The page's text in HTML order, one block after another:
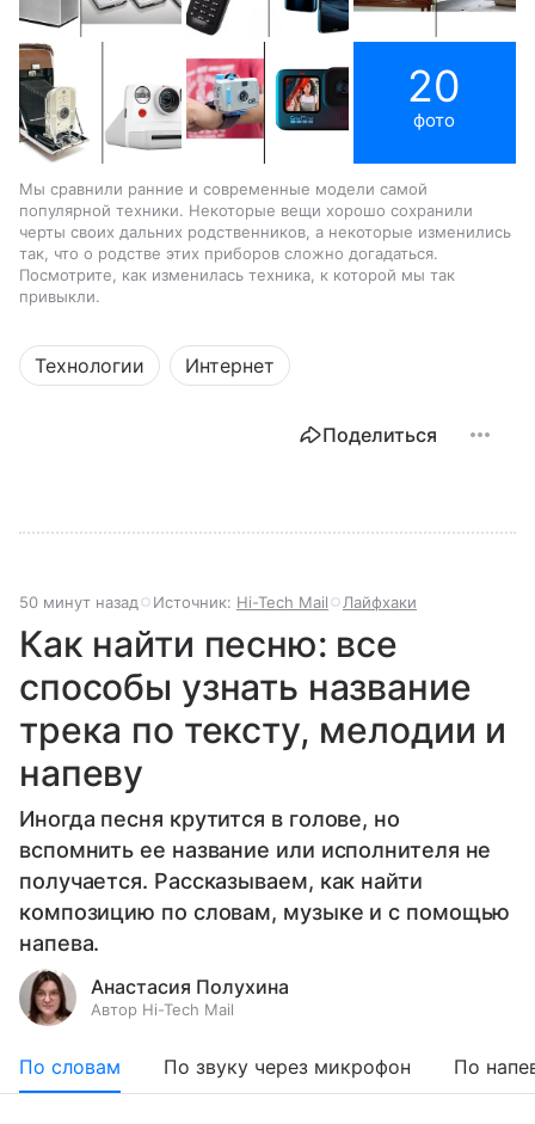
20
фото
Мы сравнили ранние и современные модели самой
популярной техники. Некоторые вещи хорошо сохранили
черты своих дальних родственников, а некоторые изменились
так, что о родстве этих приборов сложно догадаться.
Посмотрите, как изменилась техника, к которой мы так
привыкли.
Технологии Интернет
Поделиться
50 минут назад Источник: Hi-Tech Mail Лайфхаки
Как найти песню: все
способы узнать название
трека по тексту, мелодии и
напеву
Иногда песня крутится в голове, но
вспомнить ее название или исполнителя не
получается. Рассказываем, как найти
композицию по словам, музыке и с помощью
напева.
Анастасия Полухина
Автор Hi-Tech Mail
По словам По звуку через микрофон По